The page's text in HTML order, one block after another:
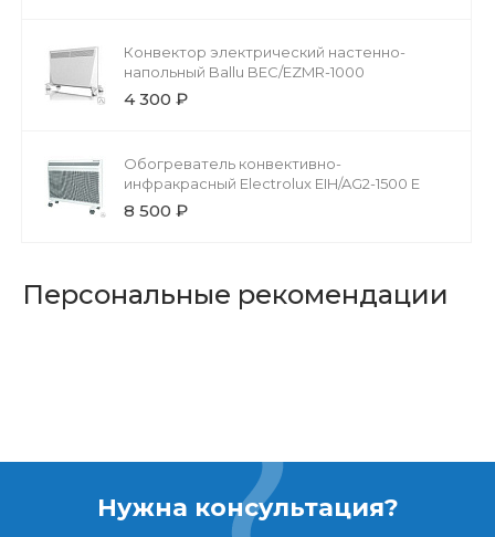
Конвектор электрический настенно-
напольный Ballu BEC/EZMR-1000
4 300 ₽
Обогреватель конвективно-
инфракрасный Electrolux EIH/AG2-1500 E
8 500 ₽
Персональные рекомендации
Нужна консультация?